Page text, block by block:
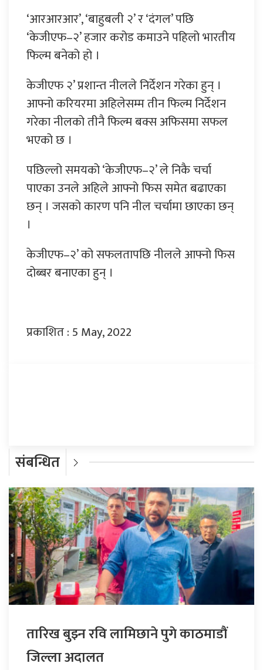
‘आरआरआर’, ‘बाहुबली २’ र ‘दंगल’ पछि
‘केजीएफ–२’ हजार करोड कमाउने पहिलो भारतीय
फिल्म बनेको हो ।
केजीएफ २’ प्रशान्त नीलले निर्देशन गरेका हुन् ।
आफ्नो करियरमा अहिलेसम्म तीन फिल्म निर्देशन
गरेका नीलको तीनै फिल्म बक्स अफिसमा सफल
भएको छ ।
पछिल्लो समयको ‘केजीएफ–२’ ले निकै चर्चा
पाएका उनले अहिले आफ्नो फिस समेत बढाएका
छन् । जसको कारण पनि नील चर्चामा छाएका छन्
।
केजीएफ–२’ को सफलतापछि नीलले आफ्नो फिस
दोब्बर बनाएका हुन् ।
प्रकाशित : 5 May, 2022
संबन्धित
तारिख बुझ्न रवि लामिछाने पुगे काठमाडौं
जिल्ला अदालत